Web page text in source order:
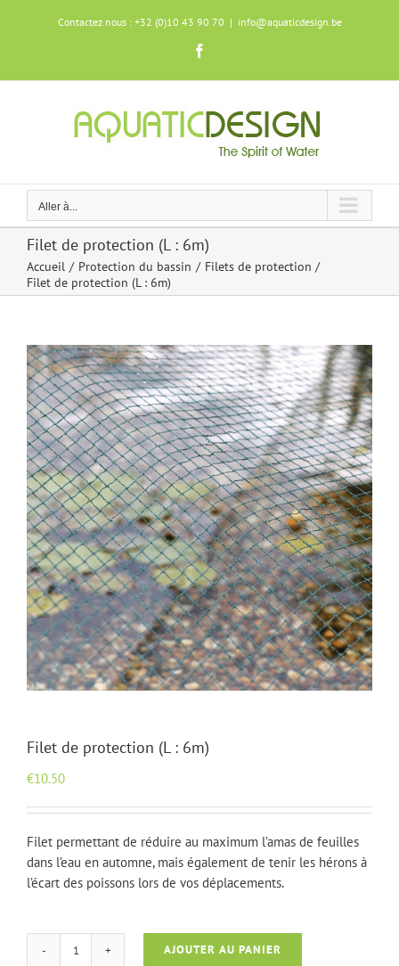
Contactez nous : +32 (0)10 43 90 70 | info@aquaticdesign.be
Aller à...
Filet de protection (L : 6m)
Accueil Protection du bassin
Filets de protection
Filet de protection (L : 6m)
Filet de protection (L : 6m)
€10.50
Filet permettant de réduire au maximum l’amas de feuilles
dans l’eau en automne, mais également de tenir les hérons à
l’écart des poissons lors de vos déplacements.
quantité
AJOUTER AU PANIER